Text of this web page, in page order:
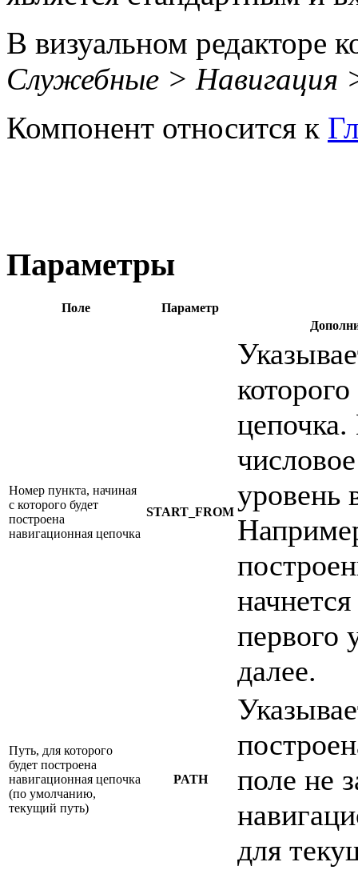
В визуальном редакторе
Служебные > Навигация
Компонент относится к
Параметры
Поле
Параметр
Номер пункта, начиная
с которого будет
построена
навигационная цепочка
START_FROM
уровень
первого
далее.
Путь, для которого
будет построена
навигационная цепочка
(по умолчанию,
текущий путь)
PATH
поле не
для